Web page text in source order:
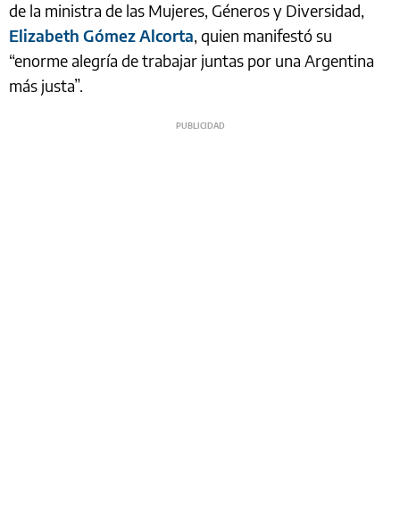
de la ministra de las Mujeres, Géneros y Diversidad,
Elizabeth Gómez Alcorta, quien manifestó su
“enorme alegría de trabajar juntas por una Argentina
más justa”.